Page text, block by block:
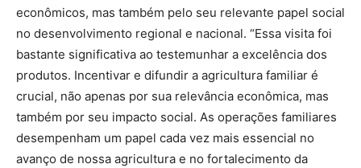
econômicos, mas também pelo seu relevante papel social
no desenvolvimento regional e nacional. “Essa visita foi
bastante significativa ao testemunhar a excelência dos
produtos. Incentivar e difundir a agricultura familiar é
crucial, não apenas por sua relevância econômica, mas
também por seu impacto social. As operações familiares
desempenham um papel cada vez mais essencial no
avanço de nossa agricultura e no fortalecimento da